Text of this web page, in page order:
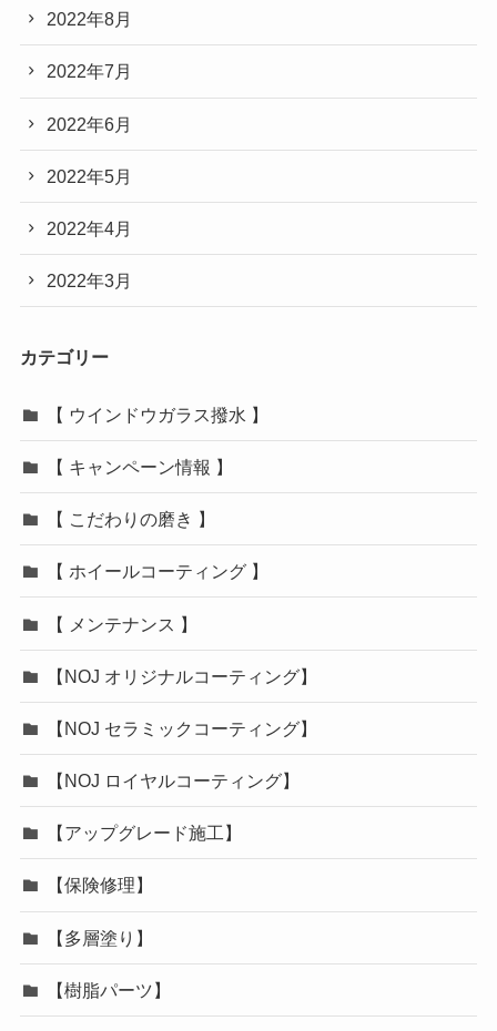
2022年8月
2022年7月
2022年6月
2022年5月
2022年4月
2022年3月
カテゴリー
【 ウインドウガラス撥水 】
【 キャンペーン情報 】
【 こだわりの磨き 】
【 ホイールコーティング 】
【 メンテナンス 】
【NOJ オリジナルコーティング】
【NOJ セラミックコーティング】
【NOJ ロイヤルコーティング】
【アップグレード施工】
【保険修理】
【多層塗り】
【樹脂パーツ】